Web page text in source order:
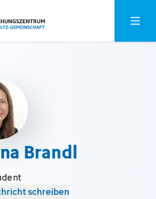
Brandl
schreiben